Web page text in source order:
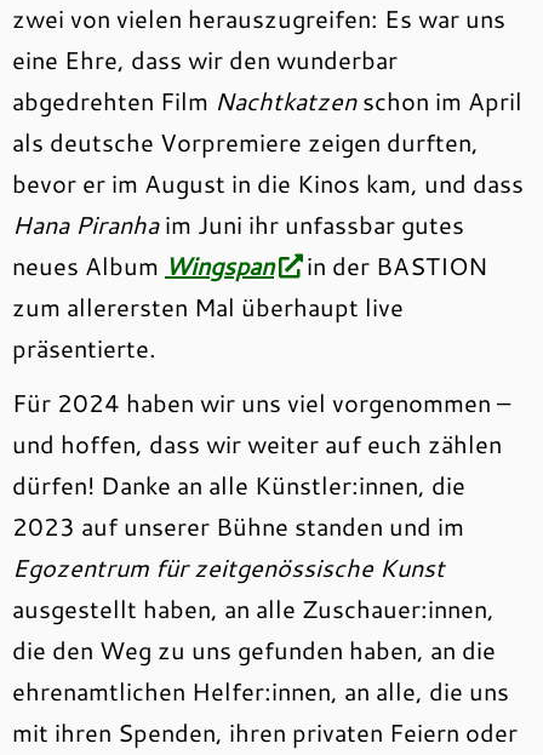
zwei von vielen herauszugreifen: Es war uns
eine Ehre, dass wir den wunderbar
abgedrehten Film Nachtkatzenschon im April
als deutsche Vorpremiere zeigen durften,
bevor er im August in die Kinos kam, und dass
Hana Piranhaim Juni ihr unfassbar gutes
neues Album Wingspan
in der BASTION
zum allerersten Mal überhaupt live
präsentierte.
Für 2024 haben wir uns viel vorgenommen –
und hoffen, dass wir weiter auf euch zählen
dürfen! Danke an alle Künstler:innen, die
2023 auf unserer Bühne standen und im
Egozentrum für zeitgenössische Kunst
ausgestellt haben, an alle Zuschauer:innen,
die den Weg zu uns gefunden haben, an die
ehrenamtlichen Helfer:innen, an alle, die uns
mit ihren Spenden, ihren privaten Feiern oder